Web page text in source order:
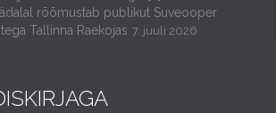
rõõmustab publikut Suveooper
Tallinna Raekojas 7. juuli 2026